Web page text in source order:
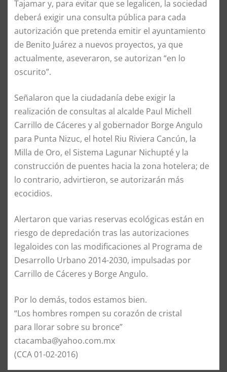
Tajamar y, para evitar que se legalicen, la sociedad
deberá exigir una consulta pública para cada
autorización que pretenda emitir el ayuntamiento
de Benito Juárez a nuevos proyectos, ya que
actualmente, aseveraron, se autorizan “en lo
oscurito”.
Señalaron que la ciudadanía debe exigir la
realización de consultas al alcalde Paul Michell
Carrillo de Cáceres y al gobernador Borge Angulo
para Punta Nizuc, el hotel Riu Riviera Cancún, la
Milla de Oro, el Sistema Lagunar Nichupté y la
construcción de puentes hacia la zona hotelera; de
lo contrario, advirtieron, se autorizarán más
ecocidios.
Alertaron que varias reservas ecológicas están en
riesgo de depredación tras las autorizaciones
legaloides con las modificaciones al Programa de
Desarrollo Urbano 2014-2030, impulsadas por
Carrillo de Cáceres y Borge Angulo.
Por lo demás, todos estamos bien.
“Los hombres rompen su corazón de cristal
para llorar sobre su bronce”
ctacamba@yahoo.com.mx
(CCA 01-02-2016)